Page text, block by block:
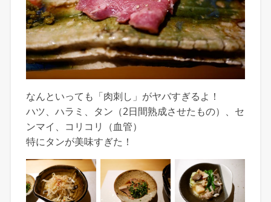
なんといっても「肉刺し」がヤバすぎるよ！
ハツ、ハラミ、タン（2日間熟成させたもの）、セ
ンマイ、コリコリ（血管）
特にタンが美味すぎた！